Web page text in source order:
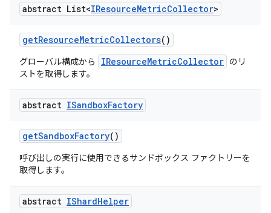
abstract List<IResourceMetricCollector>
getResourceMetricCollectors()
グローバル構成から IResourceMetricCollector のリ
ストを取得します。
abstract ISandboxFactory
getSandboxFactory()
呼び出しの実行に使用できるサンドボックス ファクトリーを
取得します。
abstract IShardHelper